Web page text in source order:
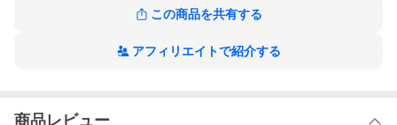
この商品を共有する
アフィリエイトで紹介する
商品レビュー